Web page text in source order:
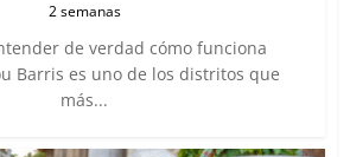
2 semanas
de verdad cómo funciona
Barris es uno de los distritos que
más...